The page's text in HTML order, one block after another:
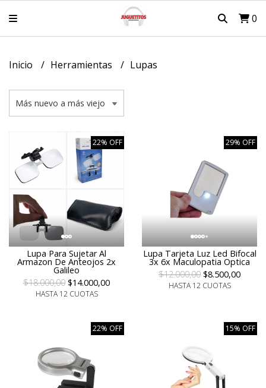
0
Inicio Herramientas Lupas
22% OFF
Lupa Para Sujetar Al
Armazon De Anteojos 2x
Galileo
$18.000,00 $14.000,00
HASTA 12 CUOTAS
29% OFF
Lupa Tarjeta Luz Led Bifocal
3x 6x Maculopatia Optica
$12.000,00 $8.500,00
HASTA 12 CUOTAS
22% OFF 15% OFF